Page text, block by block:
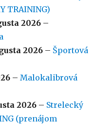
TRAINING)
2026 –
2026 – Športová
– Malokalibrová
2026 – Strelecký
(prenájom